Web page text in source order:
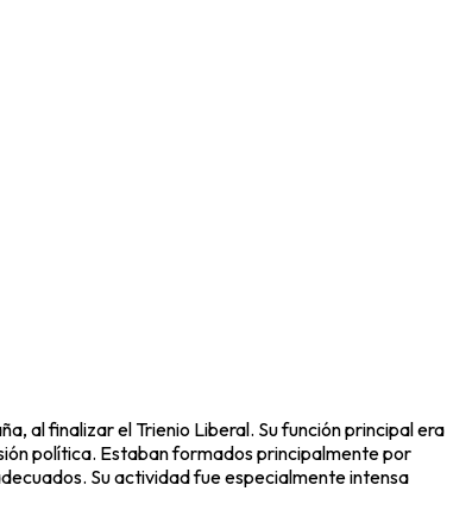
al finalizar elTrienio Liberal. Su función principal era
política. Estaban formados principalmente por
Su actividad fue especialmente intensa